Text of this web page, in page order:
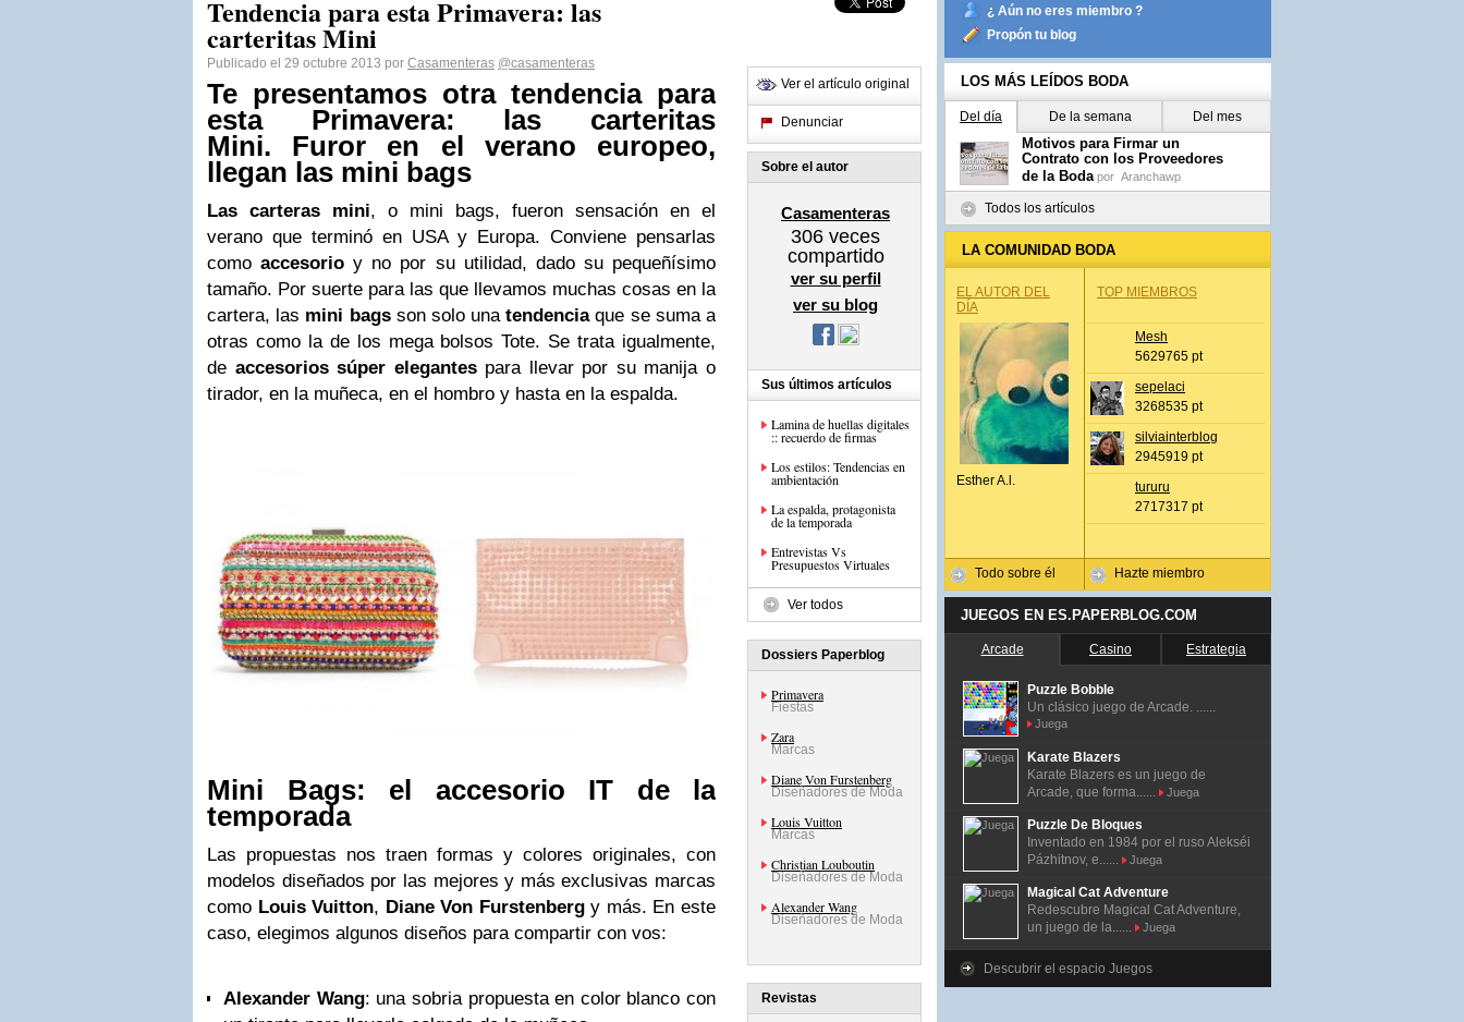
Tendencia para esta Primavera: las
carteritas Mini
Publicado el 29 octubre 2013 por Casamenteras @casamenteras
Te presentamos otra tendencia para
esta Primavera: las carteritas
Mini. Furor en el verano europeo,
llegan las mini bags
Las carteras mini, o mini bags, fueron sensación en el
verano que terminó en USA y Europa. Conviene pensarlas
comoaccesorio y no por su utilidad, dado su pequeñísimo
tamaño. Por suerte para las que llevamos muchas cosas en la
cartera, las mini bagsson solo unatendenciaque se suma a
otras como la de los mega bolsos Tote. Se trata igualmente,
de accesorios súper elegantespara llevar por su manija o
tirador, en la muñeca, en el hombro y hasta en la espalda.
Mini Bags: el accesorio IT de la
temporada
Las propuestas nos traen formas y colores originales, con
modelos diseñados por las mejores y más exclusivas marcas
como Louis Vuitton, Diane Von Furstenbergy más. En este
caso, elegimos algunos diseños para compartir con vos:
Alexander Wang: una sobria propuesta en color blanco con
Ver el artículo original
Denunciar
Sobre el autor
Casamenteras
306 veces
compartido
ver su perfil
ver su blog
Sus últimos artículos
Lamina de huellas digitales
:: recuerdo de firmas
Los estilos: Tendencias en
ambientación
La espalda, protagonista
de la temporada
Entrevistas Vs
Presupuestos Virtuales
Ver todos
Dossiers Paperblog
Primavera
Fiestas
Zara
Marcas
Diane Von Furstenberg
Diseñadores de Moda
Louis Vuitton
Marcas
Christian Louboutin
Diseñadores de Moda
Alexander Wang
Diseñadores de Moda
Revistas
¿ Aún no eres miembro ?
Propón tu blog
LOS MÁS LEÍDOS BODA
Del día De la semana Del mes
Motivos para Firmar un
Contrato con los Proveedores
de la Boda por Aranchawp
Todos los artículos
LA COMUNIDAD BODA
EL AUTOR DEL
DÍA
Esther A.l.
Todo sobre él
TOP MIEMBROS
Mesh
5629765 pt
sepelaci
3268535 pt
silviainterblog
2945919 pt
tururu
2717317 pt
Hazte miembro
JUEGOS EN ES.PAPERBLOG.COM
Arcade Casino Estrategia
Puzzle Bobble
Un clásico juego de Arcade. ......
Juega
Karate Blazers
Karate Blazers es un juego de
Arcade, que forma......
Juega
Puzzle De Bloques
Inventado en 1984 por el ruso Alekséi
Pázhitnov, e......
Juega
Magical Cat Adventure
Redescubre Magical Cat Adventure,
un juego de la......
Juega
Descubrir el espacio Juegos